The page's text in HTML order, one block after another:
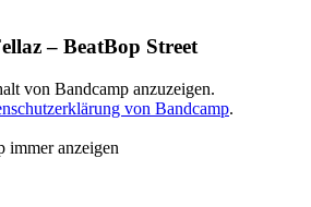
– BeatBop Street
von Bandcamp anzuzeigen.
von Bandcamp.
immer anzeigen